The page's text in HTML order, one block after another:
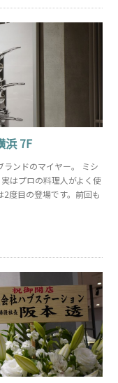
浜 7F
ランドのマイヤー。 ミシ
はプロの料理人がよく使
度目の登場です。前回も